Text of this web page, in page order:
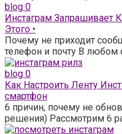
blog 0
Инстаграм Запрашивает
Этого •
Почему не приходит
телефон и почту В любом
blog 0
Как Настроить Ленту
смартфон
6 причин, почему не
решения) Рассмотрим 6